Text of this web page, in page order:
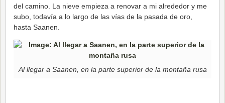
del camino. La nieve empieza a renovar a mi alrededor y me
subo, todavía a lo largo de las vías de la pasada de oro,
hasta Saanen.
Al llegar a Saanen, en la parte superior de la montaña rusa